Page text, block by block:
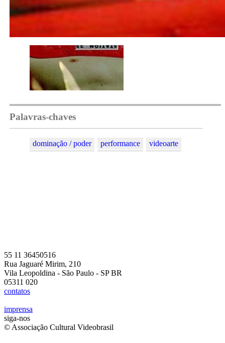
Palavras-chaves
dominação / poder performance videoarte
55 11 36450516
Rua Jaguaré Mirim, 210
Vila Leopoldina - São Paulo - SP BR
05311 020
contatos
imprensa
siga-nos
© Associação Cultural Videobrasil